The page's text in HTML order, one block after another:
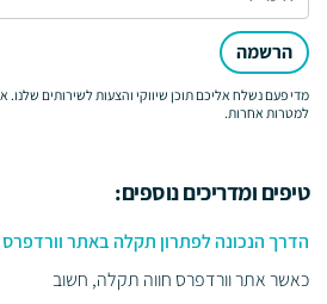
הרשמה
מדי פעם נשלח אליכם תוכן שיווקי והצעות לשירותים שלנו.
למטרות אחרות.
טיפים ומדריכים נוספים:
הדרך הנכונה לפתרון תקלה באתר וורדפרס
כאשר אתר וורדפרס חווה תקלה, חשוב